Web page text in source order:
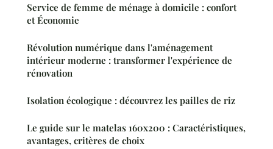
Service de femme de ménage à domicile : confort
et Économie
Révolution numérique dans l'aménagement
intérieur moderne : transformer l'expérience de
rénovation
Isolation écologique : découvrez les pailles de riz
Le guide sur le matelas 160x200 : Caractéristiques,
avantages, critères de choix